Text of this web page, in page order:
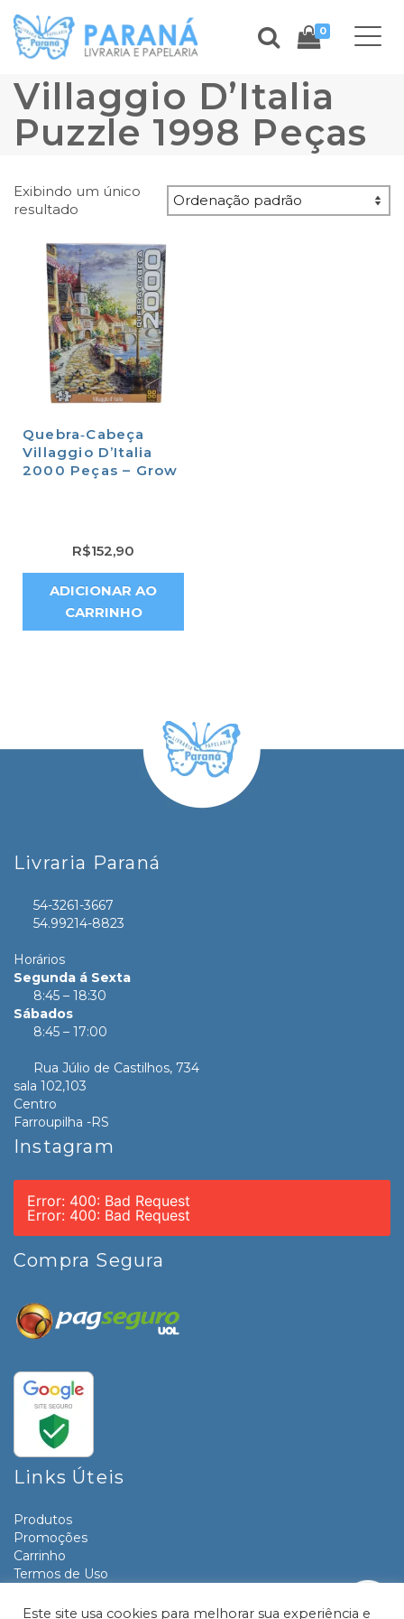
0
Villaggio D’Italia
Puzzle 1998 Peças
Exibindo um único
resultado
Quebra‑Cabeça
Villaggio D’Italia
2000 Peças – Grow
R$152,90
ADICIONAR AO
CARRINHO
Livraria Paraná
54-3261-3667
54.99214-8823
Horários
Segunda á Sexta
8:45 – 18:30
Sábados
8:45 – 17:00
Rua Júlio de Castilhos, 734
sala 102,103
Centro
Farroupilha -RS
Instagram
Error: 400: Bad Request
Error: 400: Bad Request
Compra Segura
Links Úteis
Produtos
Promoções
Carrinho
Termos de Uso
Contato
Este site usa cookies para melhorar sua experiência e